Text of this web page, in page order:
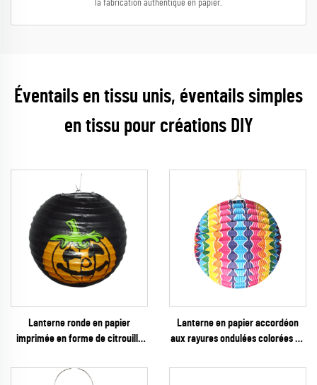
la fabrication authentique en papier.
Éventails en tissu unis, éventails simples
en tissu pour créations DIY
Lanterne ronde en papier
imprimée en forme de citrouille
d’Halloween
Lanterne en papier accordéon
aux rayures ondulées colorées en
ribbée vibrante arc-en-ciel pour